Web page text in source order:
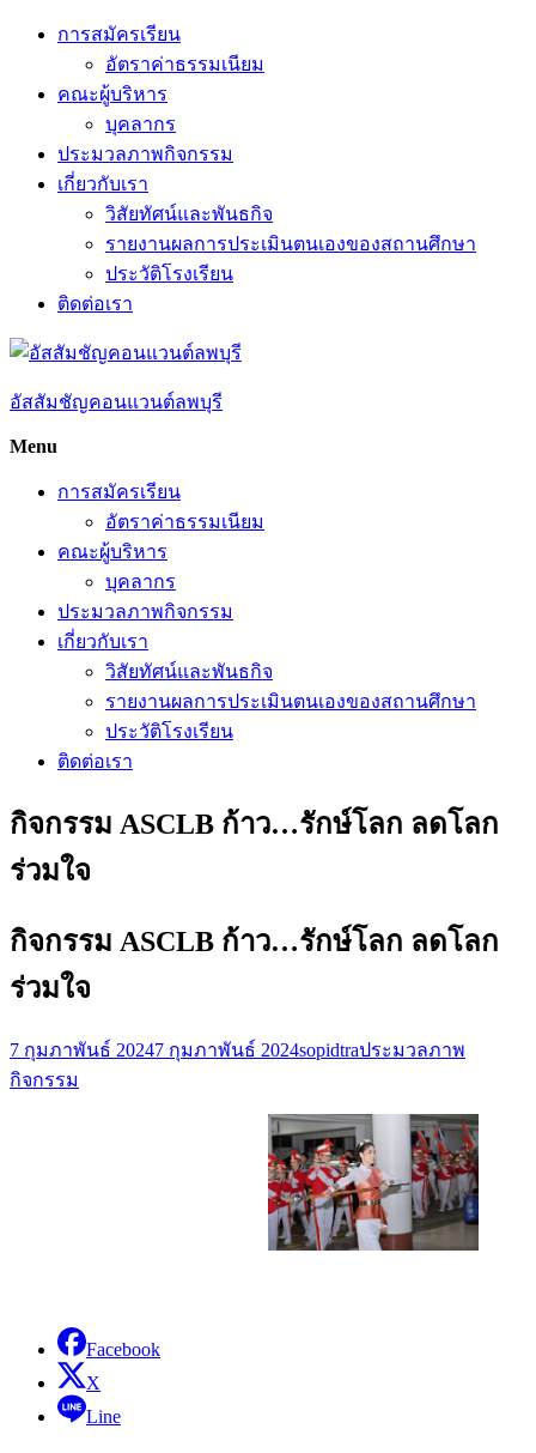
Skip
การสมัครเรียน
อัตราค่าธรรมเนียม
คณะผู้บริหาร
บุคลากร
ประมวลภาพกิจกรรม
เกี่ยวกับเรา
วิสัยทัศน์และพันธกิจ
รายงานผลการประเมินตนเองของสถานศึกษา
ประวัติโรงเรียน
ติดต่อเรา
อัสสัมชัญคอนแวนต์ลพบุรี
Menu
การสมัครเรียน
อัตราค่าธรรมเนียม
คณะผู้บริหาร
บุคลากร
ประมวลภาพกิจกรรม
เกี่ยวกับเรา
วิสัยทัศน์และพันธกิจ
รายงานผลการประเมินตนเองของสถานศึกษา
ประวัติโรงเรียน
ติดต่อเรา
กิจกรรม ASCLB ก้าว…รักษ์โลก ลดโลก
ร่วมใจ
กิจกรรม ASCLB ก้าว…รักษ์โลก ลดโลก
ร่วมใจ
7 กุมภาพันธ์ 20247 กุมภาพันธ์ 2024sopidtraประมวลภาพ
กิจกรรม
Facebook
X
Line